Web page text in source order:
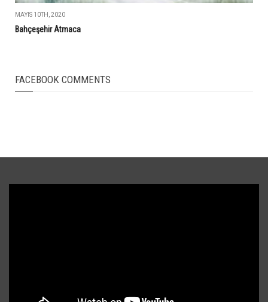
MAYIS 10TH, 2020
Bahçeşehir Atmaca
FACEBOOK COMMENTS